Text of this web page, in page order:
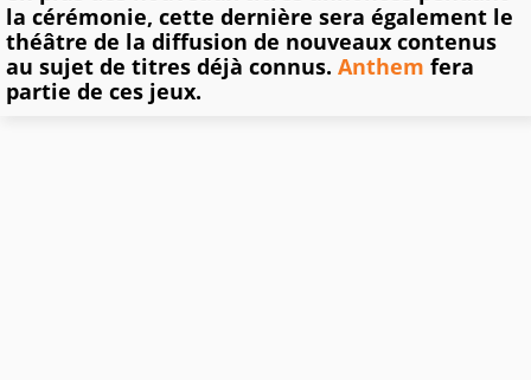
la cérémonie, cette dernière sera également le
théâtre de la diffusion de nouveaux contenus
au sujet de titres déjà connus. Anthem fera
partie de ces jeux.